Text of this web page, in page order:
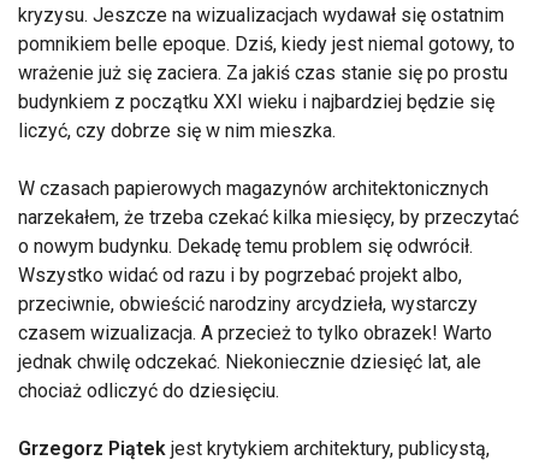
kryzysu. Jeszcze na wizualizacjach wydawał się ostatnim
pomnikiem belle epoque. Dziś, kiedy jest niemal gotowy, to
wrażenie już się zaciera. Za jakiś czas stanie się po prostu
budynkiem z początku XXI wieku i najbardziej będzie się
liczyć, czy dobrze się w nim mieszka.
W czasach papierowych magazynów architektonicznych
narzekałem, że trzeba czekać kilka miesięcy, by przeczytać
o nowym budynku. Dekadę temu problem się odwrócił.
Wszystko widać od razu i by pogrzebać projekt albo,
przeciwnie, obwieścić narodziny arcydzieła, wystarczy
czasem wizualizacja. A przecież to tylko obrazek! Warto
jednak chwilę odczekać. Niekoniecznie dziesięć lat, ale
chociaż odliczyć do dziesięciu.
Grzegorz Piątek jest krytykiem architektury, publicystą,